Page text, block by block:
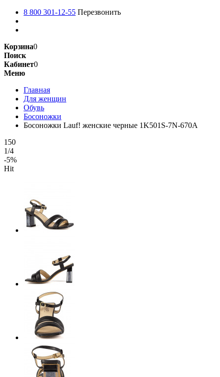
8 800 301-12-55 Перезвонить
Корзина0
Поиск
Кабинет0
Меню
Главная
Для женщин
Обувь
Босоножки
Босоножки Lauf! женские черные 1K501S-7N-670A
150
1/4
-5%
Hit